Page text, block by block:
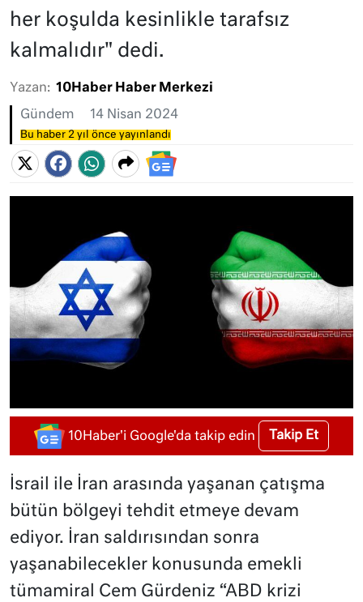
her koşulda kesinlikle tarafsız
kalmalıdır" dedi.
Yazan: 10Haber Haber Merkezi
Gündem 14 Nisan 2024
Bu haber 2 yıl önce yayınlandı
10Haber'i Google'da takip edin Takip Et
İsrail ile İran arasında yaşanan çatışma
bütün bölgeyi tehdit etmeye devam
ediyor. İran saldırısından sonra
yaşanabilecekler konusunda emekli
tümamiral Cem Gürdeniz “ABD krizi